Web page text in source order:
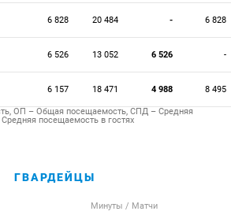
6 828 20 484 - 6 828
6 526 13 052 6 526 -
6 157 18 471 4 988 8 495
ОП – Общая посещаемость, СПД – Средняя
посещаемость в гостях
ГВАРДЕЙЦЫ
Минуты / Матчи